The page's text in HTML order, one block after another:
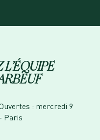
: mercredi 9
Paris